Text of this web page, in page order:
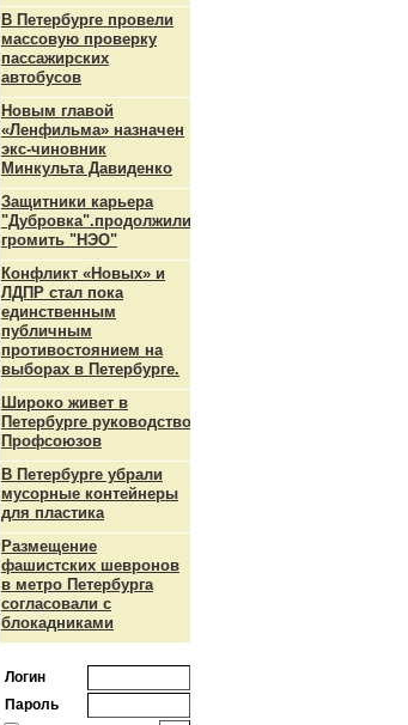
В Петербурге провели
массовую проверку
пассажирских
автобусов
Новым главой
«Ленфильма» назначен
экс-чиновник
Минкульта Давиденко
Защитники карьера
"Дубровка".продолжили
громить "НЭО"
Конфликт «Новых» и
ЛДПР стал пока
единственным
публичным
противостоянием на
выборах в Петербурге.
Широко живет в
Петербурге руководство
Профсоюзов
В Петербурге убрали
мусорные контейнеры
для пластика
Размещение
фашистских шевронов
в метро Петербурга
согласовали с
блокадниками
Логин
Пароль